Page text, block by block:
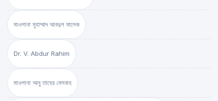
মাওলানা মুহাম্মাদ আবদুল মালেক
Dr. V. Abdur Rahim
মাওলানা আবু তাহের মেসবাহ